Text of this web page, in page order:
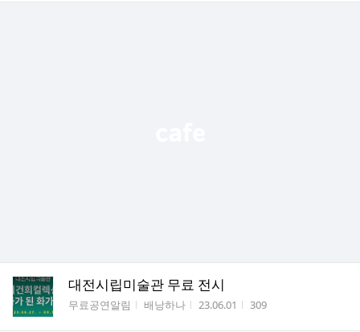
대전시립미술관 무료 전시
게시판명
무료공연알림 작성자
배낭하나 작성시간
23.06.01 조회수
309